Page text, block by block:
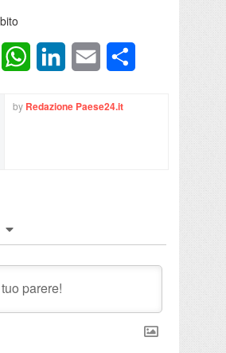
Twitter WhatsAppLinkedInEmail
by Redazione Paese24.it